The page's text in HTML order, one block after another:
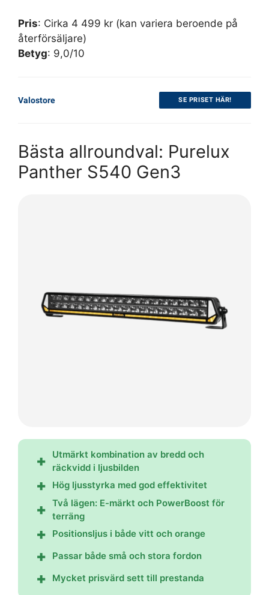
Pris: Cirka 4 499 kr (kan variera beroende på
återförsäljare)
Betyg: 9,0/10
Valostore SE PRISET HÄR!
Bästa allroundval: Purelux
Panther S540 Gen3
Utmärkt kombination av bredd och
räckvidd i ljusbilden
Hög ljusstyrka med god effektivitet
Två lägen: E-märkt och PowerBoost för
terräng
Positionsljus i både vitt och orange
Passar både små och stora fordon
Mycket prisvärd sett till prestanda